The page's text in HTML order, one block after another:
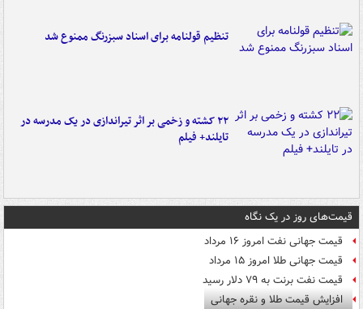
تنظیم قولنامه برای اسناد سبزرنگ ممنوع شد
۲۲ کشته و زخمی بر اثر تیراندازی در یک مدرسه در
تایلند+ فیلم
قیمت‌های روز در یک نگاه
قیمت جهانی نفت امروز ۱۶ مرداد
قیمت جهانی طلا امروز ۱۵ مرداد
قیمت نفت برنت به ۷۹ دلار رسید
افزایش قیمت طلا و نقره جهانی